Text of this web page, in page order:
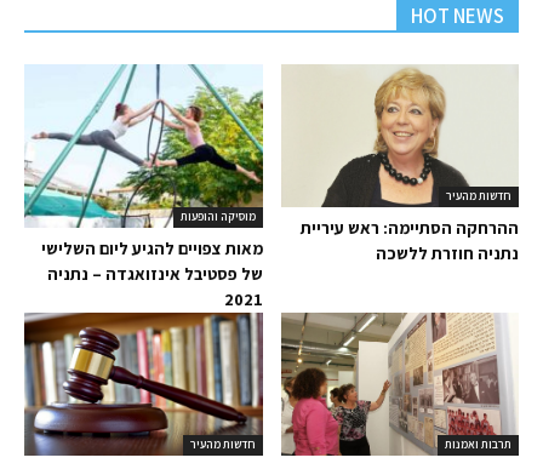
HOT NEWS
מוסיקה והופעות
מאות צפויים להגיע ליום השלישי
של פסטיבל אינזואגדה – נתניה
2021
חדשות מהעיר
ההרחקה הסתיימה: ראש עיריית
נתניה חוזרת ללשכה
חדשות מהעיר תרבות ואמנות